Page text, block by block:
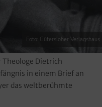
Foto: Gütersloher Verlagshaus
Theologe Dietrich
in einem Brief an
das weltberühmte